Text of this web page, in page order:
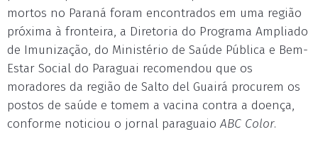
mortos no Paraná foram encontrados em uma região
próxima à fronteira, a Diretoria do Programa Ampliado
de Imunização, do Ministério de Saúde Pública e Bem-
Estar Social do Paraguai recomendou que os
moradores da região de Salto del Guairá procurem os
postos de saúde e tomem a vacina contra a doença,
conforme noticiou o jornal paraguaio ABC Color.